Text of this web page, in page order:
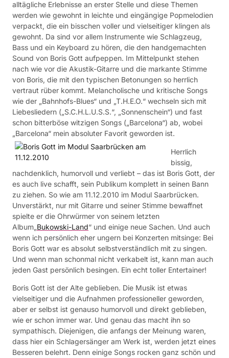
alltägliche Erlebnisse an erster Stelle und diese Themen
werden wie gewohnt in leichte und eingängige Popmelodien
verpackt, die ein bisschen voller und vielseitiger klingen als
gewohnt. Da sind vor allem Instrumente wie Schlagzeug,
Bass und ein Keyboard zu hören, die den handgemachten
Sound von Boris Gott aufpeppen. Im Mittelpunkt stehen
nach wie vor die Akustik-Gitarre und die markante Stimme
von Boris, die mit den typischen Betonungen so herrlich
vertraut rüber kommt. Melancholische und kritische Songs
wie der „Bahnhofs-Blues“ und „T.H.E.O.“ wechseln sich mit
Liebesliedern („S.C.H.L.U.S.S.“, „Sonnenschein“) und fast
schon bitterböse witzigen Songs („Barcelona“) ab, wobei
„Barcelona“ mein absoluter Favorit geworden ist.
Herrlich
bissig,
nachdenklich, humorvoll und verliebt – das ist Boris Gott, der
es auch live schafft, sein Publikum komplett in seinen Bann
zu ziehen. So wie am 11.12.2010 im Modul Saarbrücken.
Unverstärkt, nur mit Gitarre und seiner Stimme bewaffnet
spielte er die Ohrwürmer von seinem letzten
Album„Bukowski-Land“ und einige neue Sachen. Und auch
wenn ich persönlich eher ungern bei Konzerten mitsinge: Bei
Boris Gott war es absolut selbstverständlich mit zu singen.
Und wenn man schonmal nicht verkabelt ist, kann man auch
jeden Gast persönlich besingen. Ein echt toller Entertainer!
Boris Gott ist der Alte geblieben. Die Musik ist etwas
vielseitiger und die Aufnahmen professioneller geworden,
aber er selbst ist genauso humorvoll und direkt geblieben,
wie er schon immer war. Und genau das macht ihn so
sympathisch. Diejenigen, die anfangs der Meinung waren,
dass hier ein Schlagersänger am Werk ist, werden jetzt eines
Besseren belehrt. Denn einige Songs rocken ganz schön und